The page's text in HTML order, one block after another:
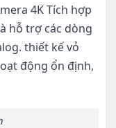
4K Tích hợp
hỗ trợ các dòng
thiết kế vỏ
động ổn định,